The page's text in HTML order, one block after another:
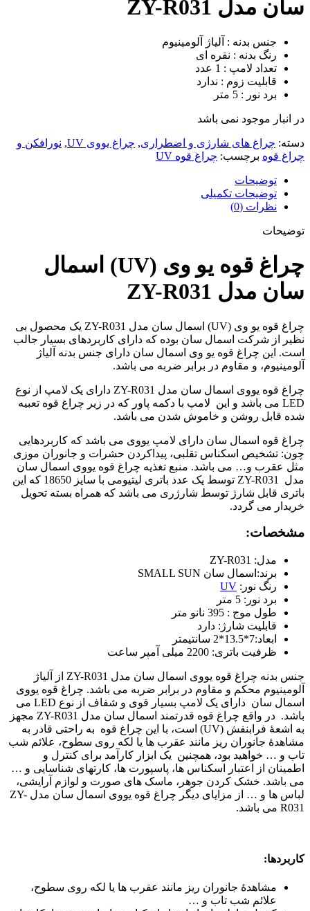
سان مدل ZY-R031
جنس بدنه : آلیاژ آلومینیوم
رنگ بدنه : نقره ای
تعداد لامپ : 1 عدد
قابلیت زوم : ندارد
برد نور : 5 متر
در انبار موجود نمی باشد
دسته: چراغ های شارژی و اضطراری, چراغ یووی UV , نورافکن و
چراغ قوه برچسب: چراغ قوه UV
توضیحات
توضیحات تکمیلی
نظرات (0)
توضیحات
چراغ قوه یو وی (UV) اسمال
سان مدل ZY-R031
چراغ قوه یو وی (UV) اسمال سان مدل ZY-R031 یک محصول بی
نظیر از شرکت اسمال سان بوده که دارای کاربردهای بسیار جالب
است. این چراغ قوه یو وی اسمال سان دارای جنس بدنه آلیاژ
آلومینیوم، و مقاوم در برابر ضربه می باشد.
چراغ قوه یووی اسمال سان مدل ZY-R031 دارای یک لامپ از نوع
LED می باشد و این لامپ با دکمه پاور که در زیر چراغ قوه تعبیه
شده قابل روشن و خاموش شدن می باشد.
چراغ قوه اسمال سان دارای لامپ یووی می باشد که کاربردهایی
چون: تشخیص اسکناس تقلبی، پیداکردن حشرات و جانوران موزی
مثل عقرب و… می باشد. منبع تغذیه چراغ قوه یووی اسمال سان
مدل ZY-R031 توسط یک عدد باتری لیتیومی با سایز 18650 که این
باتری قابل شارژ توسط شارژری می باشد که همراه بسته تحویل
خریدار می گردد.
مشخصات:
مدل: ZY-R031
برند:اسمال سان SMALL SUN
رنگ نور: UV
برد نور: 5 متر
طول موج : 395 نانو متر
قابلیت شارژ: دارد
ابعاد:7*13.5*2 سانتیمتر
ظرفیت باتری: 2200 میلی آمپر ساعت
جنس بدنه چراغ قوه یووی اسمال سان مدل ZY-R031 از آلیاژ
آلومینیوم محکم و مقاوم در برابر ضربه می باشد. چراغ قوه یووی
اسمال سان دارای یک لامپ بسیار قوی و شفاف از نوع LED می
باشد. در واقع چراغ قوه قدرتمند اسمال سان مدل ZY-R031 مجهز
به اشعۀ فرابنفش (UV) است، با این چراغ قوه به راحتی قادر به
مشاهدۀ جانوران ریز مانند عقرب ها یا لکه روی سطوح، علائم شب
تاب و … خواهید بود، همچنین یک ابزار کارآمد برای کنترل و
اطمینان از اعتبار اسکناس ها، پاسپورت ها، کارتهای شناسایی و …
می باشد. خشک کردن جوهر، ماسک های صورت و لوازم آرایشی،
لباس ها و … از مزایای دیگر چراغ قوه یووی اسمال سان مدل ZY-
R031 می باشد.
کاربردها:
مشاهدۀ جانوران ریز مانند عقرب ها یا لکه روی سطوح،
علائم شب تاب و …